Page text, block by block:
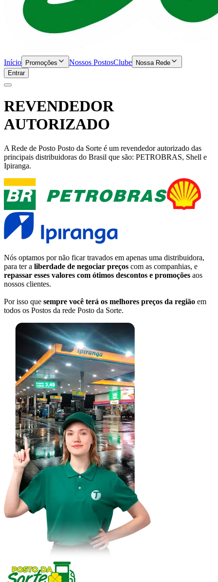
Início Promoções Nossos PostosClube
Nossa Rede
Entrar
REVENDEDOR
AUTORIZADO
A Rede de Posto Posto da Sorte é um revendedor autorizado das
principais distribuidoras do Brasil que são: PETROBRAS, Shell e
Ipiranga.
Nós optamos por não ficar travados em apenas uma distribuidora,
para ter a liberdade de negociar preços com as companhias, e
repassar esses valores com ótimos descontos e promoções aos
nossos clientes.
Por isso que sempre você terá os melhores preços da região em
todos os Postos da rede Posto da Sorte.